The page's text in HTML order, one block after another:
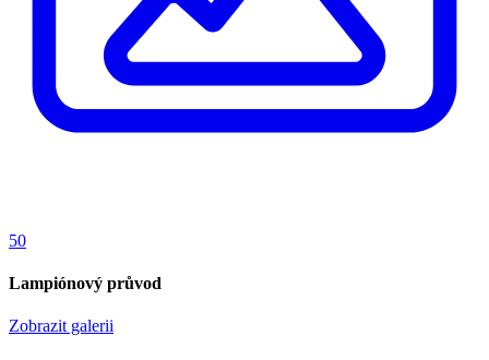
50
Lampiónový průvod
Zobrazit galerii